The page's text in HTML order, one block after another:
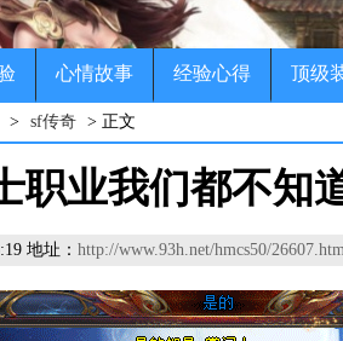
心情故事 经验心得 顶级
> sf传奇 > 正文
职业我们都不知
地址： http://www.93h.net/hmcs50/